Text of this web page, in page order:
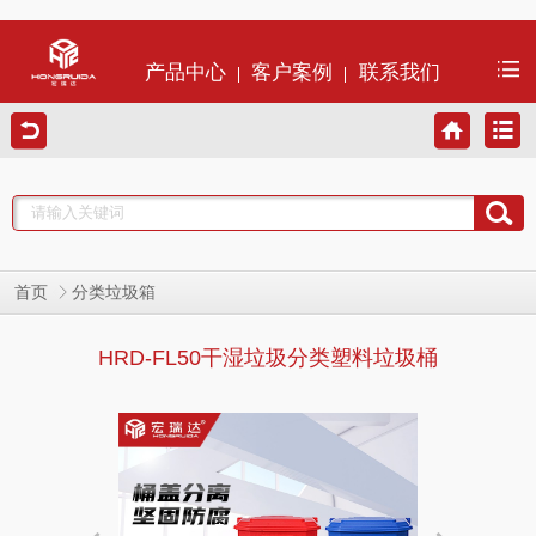
产品中心 客户案例 联系我们
首页 分类垃圾箱
HRD-FL50干湿垃圾分类塑料垃圾桶